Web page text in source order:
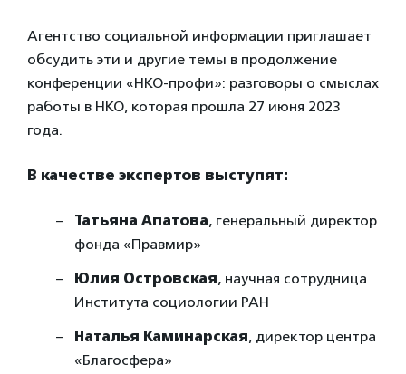
Агентство социальной информации приглашает
обсудить эти и другие темы в продолжение
конференции «НКО-профи»: разговоры о смыслах
работы в НКО, которая прошла 27 июня 2023
года.
В качестве экспертов выступят:
Татьяна Апатова, генеральный директор
фонда «Правмир»
Юлия Островская, научная сотрудница
Института социологии РАН
Наталья Каминарская, директор центра
«Благосфера»